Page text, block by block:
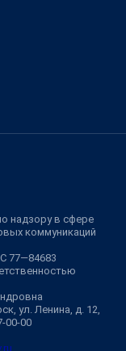
надзору в сфере
коммуникаций
77—84683
ул. Ленина, д. 12,
00-00